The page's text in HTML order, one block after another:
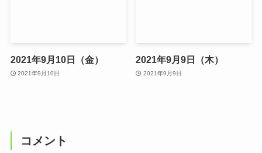
2021年9月10日（金）
2021年9月10日
2021年9月9日（木）
2021年9月9日
コメント